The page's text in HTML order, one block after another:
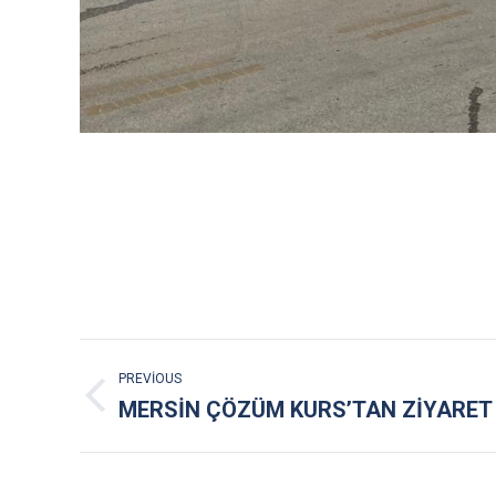
POST
NAVIGATION
PREVIOUS
Previous
MERSİN ÇÖZÜM KURS’TAN ZİYARET